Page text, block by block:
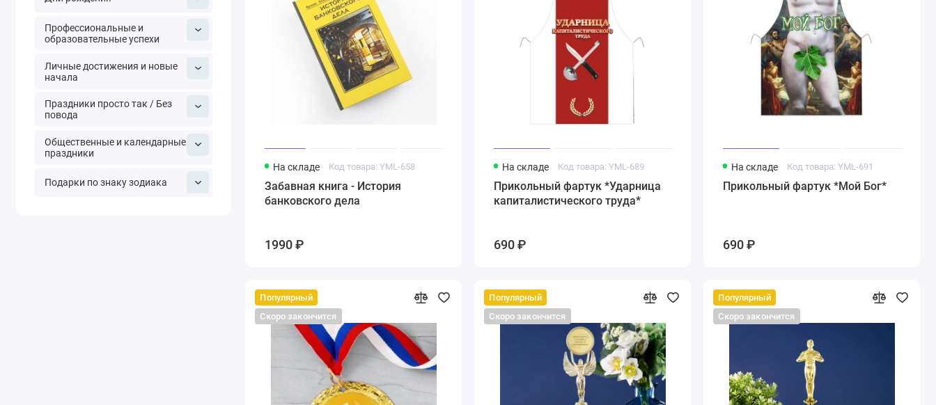
Профессиональные и
образовательные успехи
Личные достижения и новые
начала
Праздники просто так / Без
повода
Общественные и календарные
праздники
Подарки по знаку зодиака
На складе Код товара: YML-658
Забавная книга - История
банковского дела
1990 ₽
На складе Код товара: YML-689
Прикольный фартук *Ударница
капиталистического труда*
690 ₽
На складе Код товара: YML-691
Прикольный фартук *Мой Бог*
690 ₽
Популярный
Скоро закончится
Популярный
Скоро закончится
Популярный
Скоро закончится